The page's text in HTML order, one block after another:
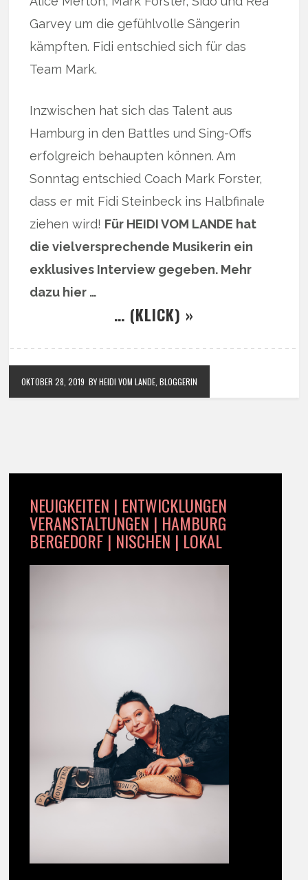
Garvey um die gefühlvolle Sängerin
kämpften. Fidi entschied sich für das
Team Mark.
Inzwischen hat sich das Talent aus
Hamburg in den Battles und Sing-Offs
erfolgreich behaupten können. Am
Sonntag entschied Coach Mark Forster,
dass er mit Fidi Steinbeck ins Halbfinale
ziehen wird! Für HEIDI VOM LANDE hat
die vielversprechende Musikerin ein
exklusives Interview gegeben. Mehr
dazu hier …
… (KLICK) »
OKTOBER 28, 2019 BY HEIDI VOM LANDE, BLOGGERIN
NEUIGKEITEN | ENTWICKLUNGEN
VERANSTALTUNGEN | HAMBURG
BERGEDORF | NISCHEN | LOKAL